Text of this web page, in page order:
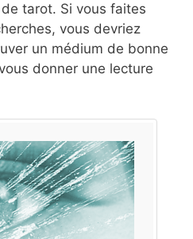
tarot. Si vous faites
vous devriez
un médium de bonne
donner une lecture